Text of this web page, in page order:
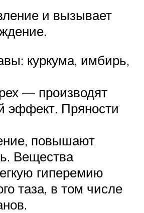
и вызывает
куркума, имбирь,
— производят
эффект. Пряности
повышают
Вещества
гиперемию
таза, в том числе